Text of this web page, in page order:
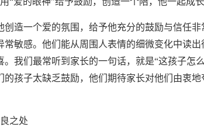
创造一个爱的氛围，给予他充分的鼓励与信任
常敏感。他们能从周围人表情的细微变化中读
我们最常听到家长的一句话，就是“这孩子怎
的孩子太缺乏鼓励，他们期待家长对他们由衷
之处